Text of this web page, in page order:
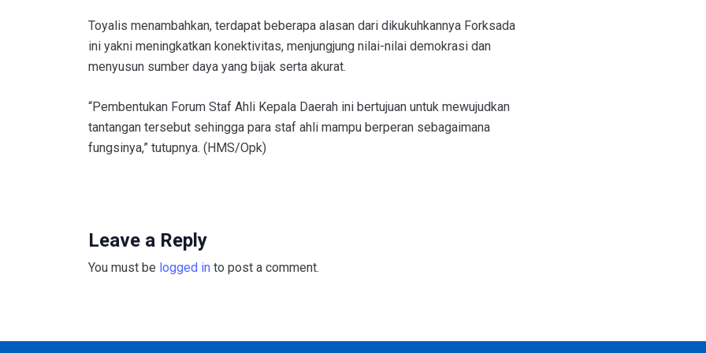
Toyalis menambahkan, terdapat beberapa alasan dari dikukuhkannya Forksada
ini yakni meningkatkan konektivitas, menjungjung nilai-nilai demokrasi dan
menyusun sumber daya yang bijak serta akurat.
“Pembentukan Forum Staf Ahli Kepala Daerah ini bertujuan untuk mewujudkan
tantangan tersebut sehingga para staf ahli mampu berperan sebagaimana
fungsinya,” tutupnya. (HMS/Opk)
Leave a Reply
You must be logged in to post a comment.